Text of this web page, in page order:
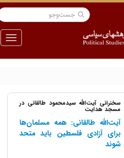
منو
سخنرانی آیت‌الله سیدمحمود طالقانی در
مسجد هدایت
آیت‌الله طالقانی: همه مسلمان‌ها
برای آزادی فلسطین باید متحد
شوند